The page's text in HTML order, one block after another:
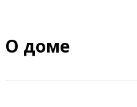
О доме